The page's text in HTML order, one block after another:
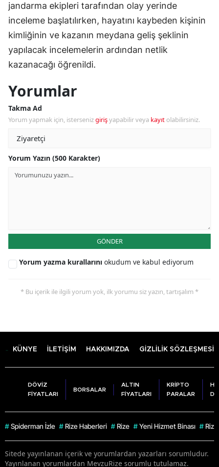
jandarma ekipleri tarafından olay yerinde
inceleme başlatılırken, hayatını kaybeden kişinin
kimliğinin ve kazanın meydana geliş şeklinin
yapılacak incelemelerin ardından netlik
kazanacağı öğrenildi.
Yorumlar
Takma Ad
Yorum yapmak için, istersenizgirişyapabilir veya kayıt olabilirsiniz.
Yorum Yazın (500 Karakter)
GÖNDER
Yorum yazma kurallarını okudum ve kabul ediyorum
* Bu içerik ile ilgili yorum yok, ilk yorumu siz yazın, tartışalım *
KÜNYE İLETİŞİM HAKKIMIZDA GİZLİLİK SÖZLEŞMESİ
DÖVİZ
FİYATLARI
BORSALAR
ALTIN
FİYATLARI
KRİPTO
PARALAR
# Spiderman İzle # Rize Haberleri # Rize # Yeni Hizmet Binası #
Sitede yayınlanan içerik ve yorumlardan yazarları sorumludur.
Yayınlanan yorumlardan MevzuRize sorumlu tutulamaz.